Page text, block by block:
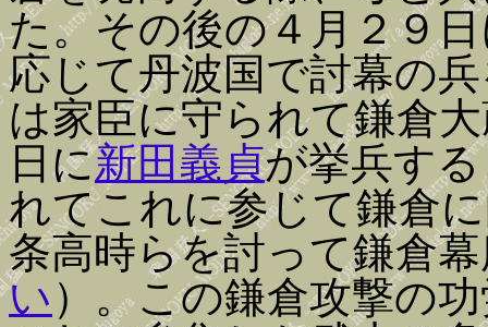
た。その後の４月２９
応じて丹波国で討幕の
は家臣に守られて鎌倉
日に新田義貞が挙兵す
れてこれに参じて鎌倉
条高時らを討って鎌倉
い ）。この鎌倉攻撃の